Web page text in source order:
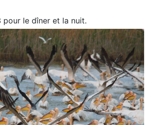
pour le dîner et la nuit.